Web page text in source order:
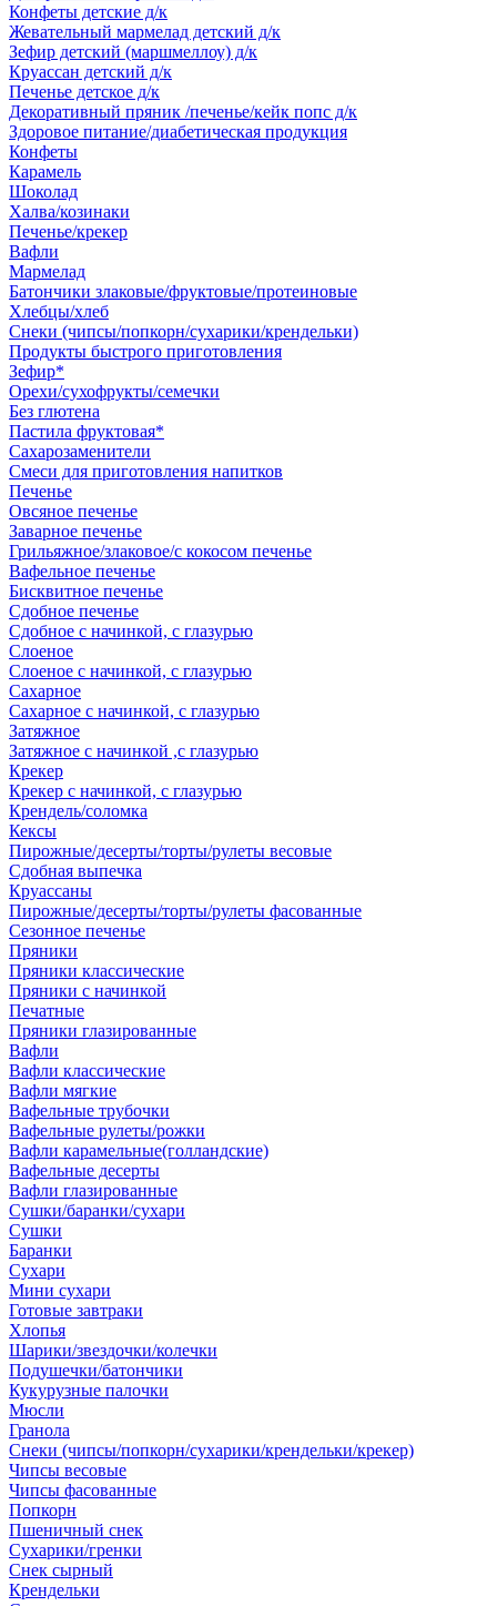
Конфеты детские д/к
Жевательный мармелад детский д/к
Зефир детский (маршмеллоу) д/к
Круассан детский д/к
Печенье детское д/к
Декоративный пряник /печенье/кейк попс д/к
Здоровое питание/диабетическая продукция
Конфеты
Карамель
Шоколад
Халва/козинаки
Печенье/крекер
Вафли
Мармелад
Батончики злаковые/фруктовые/протеиновые
Хлебцы/хлеб
Снеки (чипсы/попкорн/сухарики/крендельки)
Продукты быстрого приготовления
Зефир*
Орехи/сухофрукты/семечки
Без глютена
Пастила фруктовая*
Сахарозаменители
Смеси для приготовления напитков
Печенье
Овсяное печенье
Заварное печенье
Грильяжное/злаковое/с кокосом печенье
Вафельное печенье
Бисквитное печенье
Сдобное печенье
Сдобное с начинкой, с глазурью
Слоеное
Слоеное с начинкой, с глазурью
Сахарное
Сахарное с начинкой, с глазурью
Затяжное
Затяжное с начинкой ,с глазурью
Крекер
Крекер с начинкой, с глазурью
Крендель/соломка
Кексы
Пирожные/десерты/торты/рулеты весовые
Сдобная выпечка
Круассаны
Пирожные/десерты/торты/рулеты фасованные
Сезонное печенье
Пряники
Пряники классические
Пряники с начинкой
Печатные
Пряники глазированные
Вафли
Вафли классические
Вафли мягкие
Вафельные трубочки
Вафельные рулеты/рожки
Вафли карамельные(голландские)
Вафельные десерты
Вафли глазированные
Сушки/баранки/сухари
Сушки
Баранки
Сухари
Мини сухари
Готовые завтраки
Хлопья
Шарики/звездочки/колечки
Подушечки/батончики
Кукурузные палочки
Мюсли
Гранола
Снеки (чипсы/попкорн/сухарики/крендельки/крекер)
Чипсы весовые
Чипсы фасованные
Попкорн
Пшеничный снек
Сухарики/гренки
Снек сырный
Крендельки